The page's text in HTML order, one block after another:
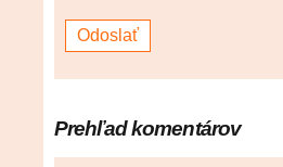
Prehľad komentárov